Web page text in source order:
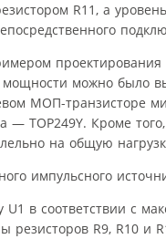
R11, а
можно было
МОП-транзисторе
— TOP249Y. Кроме
на общую
импульсного
U1 в соответствии с
резисторов R9, R10 и